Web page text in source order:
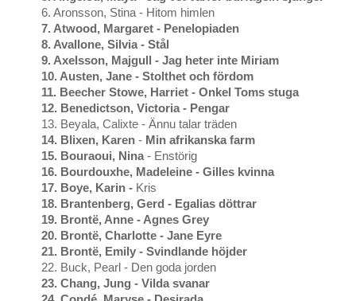
6. Aronsson, Stina - Hitom himlen
7. Atwood, Margaret - Penelopiaden
8. Avallone, Silvia - Stål
9. Axelsson, Majgull - Jag heter inte Miriam
10. Austen, Jane - Stolthet och fördom
11. Beecher Stowe, Harriet - Onkel Toms stuga
12. Benedictson, Victoria - Pengar
13. Beyala, Calixte - Ännu talar träden
14. Blixen, Karen - Min afrikanska farm
15. Bouraoui, Nina - Enstörig
16. Bourdouxhe, Madeleine - Gilles kvinna
17. Boye, Karin - Kris
18. Brantenberg, Gerd - Egalias döttrar
19. Brontë, Anne - Agnes Grey
20. Brontë, Charlotte - Jane Eyre
21. Brontë, Emily - Svindlande höjder
22. Buck, Pearl - Den goda jorden
23. Chang, Jung - Vilda svanar